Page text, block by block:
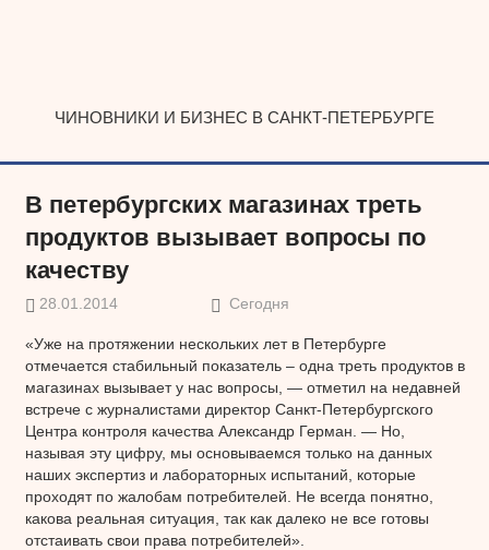
ЧИНОВНИКИ И БИЗНЕС В САНКТ-ПЕТЕРБУРГЕ
В петербургских магазинах треть
продуктов вызывает вопросы по
качеству
28.01.2014 Сегодня
«Уже на протяжении нескольких лет в Петербурге
отмечается стабильный показатель – одна треть продуктов в
магазинах вызывает у нас вопросы, — отметил на недавней
встрече с журналистами директор Санкт-Петербургского
Центра контроля качества Александр Герман. — Но,
называя эту цифру, мы основываемся только на данных
наших экспертиз и лабораторных испытаний, которые
проходят по жалобам потребителей. Не всегда понятно,
какова реальная ситуация, так как далеко не все готовы
отстаивать свои права потребителей».